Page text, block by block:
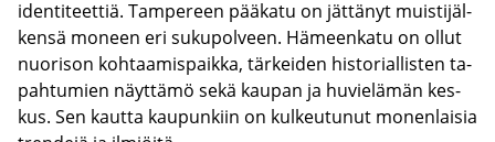
iden­ti­teet­tiä. Tam­pe­reen pää­ka­tu on jät­tä­nyt muis­ti­jäl­
ken­sä mo­neen eri su­ku­pol­veen. Hä­meen­ka­tu on ollut
nuo­ri­son koh­taa­mis­paik­ka, tär­kei­den his­to­rial­lis­ten ta­
pah­tu­mien näyt­tä­mö sekä kau­pan ja hu­vie­lä­män kes­
kus. Sen kaut­ta kau­pun­kiin on kul­keu­tu­nut mo­nen­lai­sia